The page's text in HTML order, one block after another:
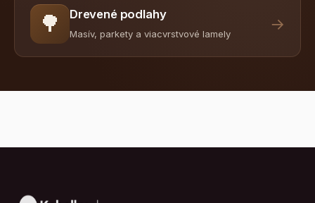
🌳 Drevené podlahy
Masív, parkety a viacvrstvové lamely
→